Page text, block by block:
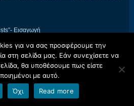
Εισαγωγή
BIG CONNECTIONS” – ΝΟΕΜΒΡΙΟΣ:
Νοέμβριος: What’s money?
Δεκέμβριος: Needs-Wants
ΔΡΑΣΗΣ: Η ΠΡΟΣΕΓΓΙΣΗ ΤΟΥ
για να σας προσφέρουμε την
στη σελίδα μας. Εάν συνεχίσετε να
θα υποθέσουμε πως είστε
με αυτό.
Όχι Read more